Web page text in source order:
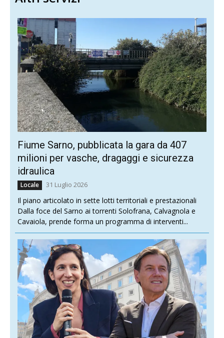
Fiume Sarno, pubblicata la gara da 407
milioni per vasche, dragaggi e sicurezza
idraulica
Locale 31 Luglio 2026
Il piano articolato in sette lotti territoriali e prestazionali
Dalla foce del Sarno ai torrenti Solofrana, Calvagnola e
Cavaiola, prende forma un programma di interventi...